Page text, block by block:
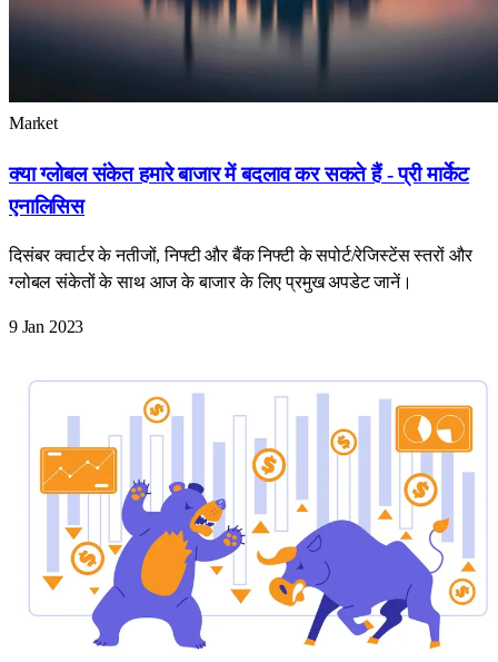
Market
क्या ग्लोबल संकेत हमारे बाजार में बदलाव कर सकते हैं - प्री मार्केट
एनालिसिस
दिसंबर क्वार्टर के नतीजों, निफ्टी और बैंक निफ्टी के सपोर्ट/रेजिस्टेंस स्तरों और
ग्लोबल संकेतों के साथ आज के बाजार के लिए प्रमुख अपडेट जानें।
9 Jan 2023